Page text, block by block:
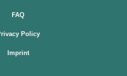
FAQ
Policy
Imprint